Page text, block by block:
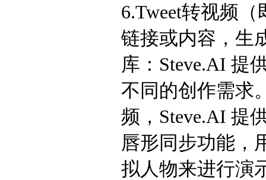
6.Tweet转视频
链接或内容，生
库：Steve.AI 提
不同的创作需求
频，Steve.AI 提
唇形同步功能，
拟人物来进行演